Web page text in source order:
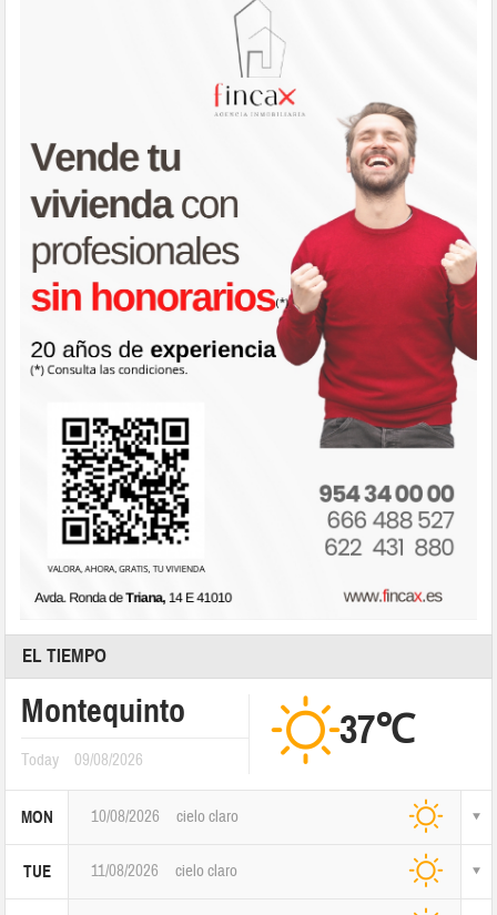
EL TIEMPO
Montequinto
Today 09/08/2026
37℃
MON 10/08/2026 cielo claro
TUE 11/08/2026 cielo claro